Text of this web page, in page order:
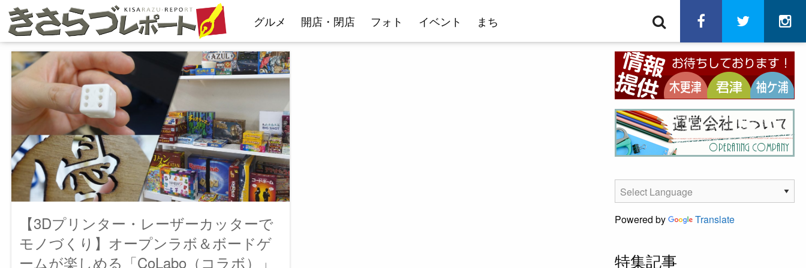
テ
グルメ 開店・閉店 フォト イベント まち facebooktwitter
【3Dプリンター・レーザーカッターで
モノづくり】オープンラボ＆ボードゲ
ームが楽しめる「CoLabo（コラボ）」
Powered by Translate
特集記事